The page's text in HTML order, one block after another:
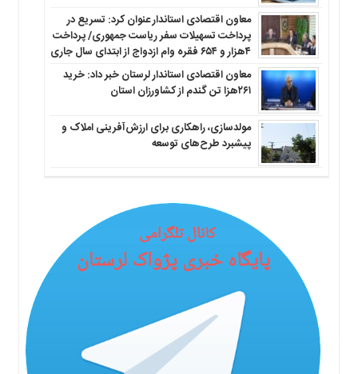
معاون اقتصادی استاندار عنوان کرد: تسریع در
پرداخت تسهیلات سفر ریاست جمهوری/ پرداخت
۴هزار و ۶۵۴ فقره وام ازدواج از ابتدای سال جاری
معاون اقتصادی استاندار لرستان خبر داد: خرید
۲۶۱هزا تن گندم از کشاورزان استان
مولدسازی، راهکاری برای ارزش‌آفرینی املاک و
پیشبرد طرح‌های توسعه